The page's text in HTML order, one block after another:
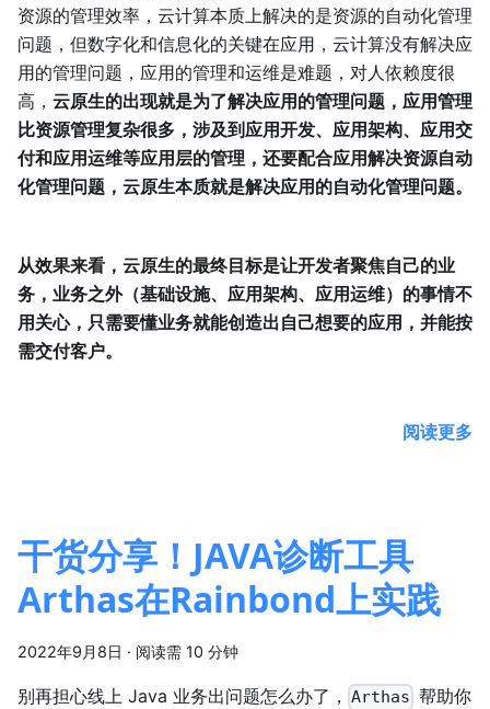
资源的管理效率，云计算本质上解决的是资源的自动化管理
问题，但数字化和信息化的关键在应用，云计算没有解决应
用的管理问题，应用的管理和运维是难题，对人依赖度很
高， 云原生的出现就是为了解决应用的管理问题，应用管理
比资源管理复杂很多，涉及到应用开发、应用架构、应用交
付和应用运维等应用层的管理，还要配合应用解决资源自动
化管理问题，云原生本质就是解决应用的自动化管理问题。
从效果来看，云原生的最终目标是让开发者聚焦自己的业
务，业务之外（基础设施、应用架构、应用运维）的事情不
用关心，只需要懂业务就能创造出自己想要的应用，并能按
需交付客户。
阅读更多
干货分享！JAVA诊断工具
Arthas在Rainbond上实践
2022年9月8日 · 阅读需 10 分钟
别再担心线上 Java 业务出问题怎么办了， Arthas 帮助你